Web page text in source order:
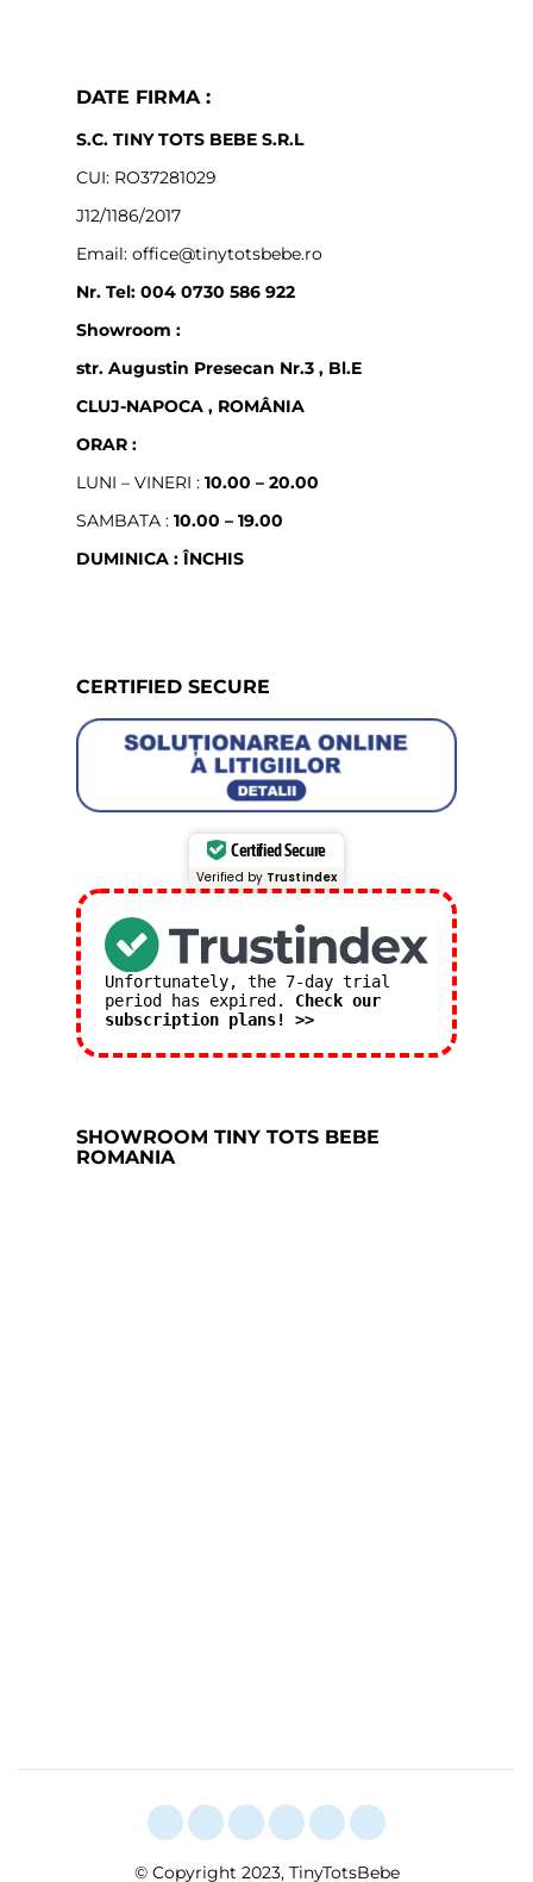
DATE FIRMA :
S.C. TINY TOTS BEBE S.R.L
CUI: RO37281029
J12/1186/2017
Email: office@tinytotsbebe.ro
Nr. Tel: 004 0730 586 922
Showroom :
str. Augustin Presecan Nr.3 , Bl.E
CLUJ-NAPOCA , ROMÂNIA
ORAR :
LUNI – VINERI : 10.00 – 20.00
SAMBATA : 10.00 – 19.00
DUMINICA : ÎNCHIS
CERTIFIED SECURE
Certified Secure
Verified by Trustindex
Unfortunately, the 7-day trial
period has expired. Check our
subscription plans! >>
SHOWROOM TINY TOTS BEBE
ROMANIA
© Copyright 2023, TinyTotsBebe